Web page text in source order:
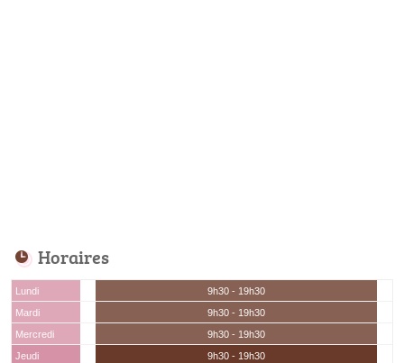
Horaires
Lundi
9h30 - 19h30
Mardi
9h30 - 19h30
Mercredi
9h30 - 19h30
Jeudi
9h30 - 19h30